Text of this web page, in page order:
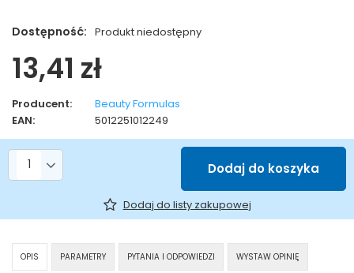
Dostępność: Produkt niedostępny
13,41 zł
Producent:
Beauty Formulas
EAN:
5012251012249
Liczba produktów
Dodaj do koszyka
Dodaj do listy zakupowej
OPIS PARAMETRY PYTANIA I ODPOWIEDZI WYSTAW OPINIĘ